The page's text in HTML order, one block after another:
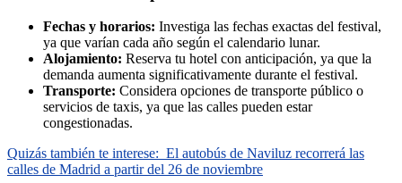
Fechas y horarios: Investiga las fechas exactas del festival,
ya que varían cada año según el calendario lunar.
Alojamiento: Reserva tu hotel con anticipación, ya que la
demanda aumenta significativamente durante el festival.
Transporte: Considera opciones de transporte público o
servicios de taxis, ya que las calles pueden estar
congestionadas.
Quizás también te interese: El autobús de Naviluz recorrerá las
calles de Madrid a partir del 26 de noviembre